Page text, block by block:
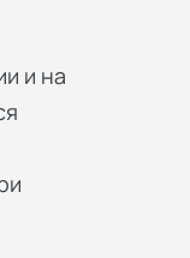
и на